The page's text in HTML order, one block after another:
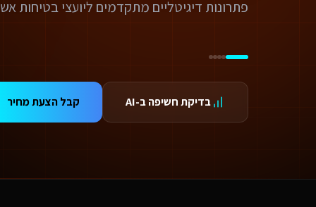
כמה זמן לוקח לפתח פיתוח אפליקציות לשירותים דיגיטליים ליועצי בטיחות אש?
בדיקת חשיפה ב-AI קבל הצעת מחיר